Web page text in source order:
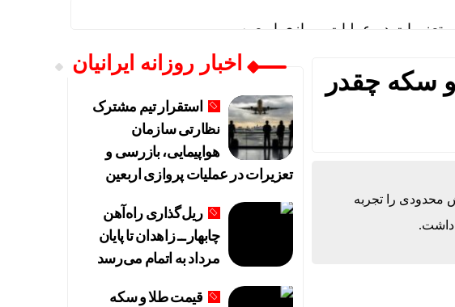
در عملیات پروازی اربعین
و قرقیزستان
کدال مکلف شدند
و سکه چقدر
محدودی را تجربه
اخبار روزانه ایرانیان
استقرار تیم مشترک
نظارتی سازمان
هواپیمایی، بازرسی و
تعزیرات در عملیات پروازی اربعین
ریل‌گذاری راه‌آهن
چابهار ــ زاهدان تا پایان
مرداد به اتمام می‌رسد
قیمت طلا و سکه